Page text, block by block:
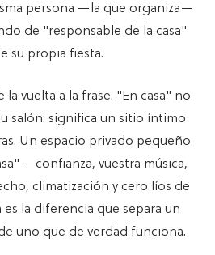
persona —la que organiza—
de "responsable de la casa"
su propia fiesta.
vuelta a la frase. "En casa" no
salón: significa un sitio íntimo
Un espacio privado pequeño
—confianza, vuestra música,
climatización y cero líos de
es la diferencia que separa un
uno que de verdad funciona.